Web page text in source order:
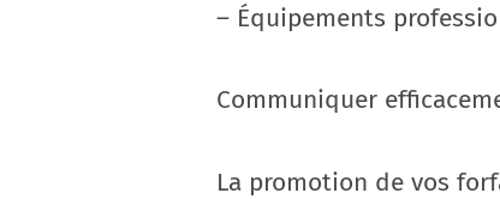
– Équipements
Communiquer
La promotion de vos